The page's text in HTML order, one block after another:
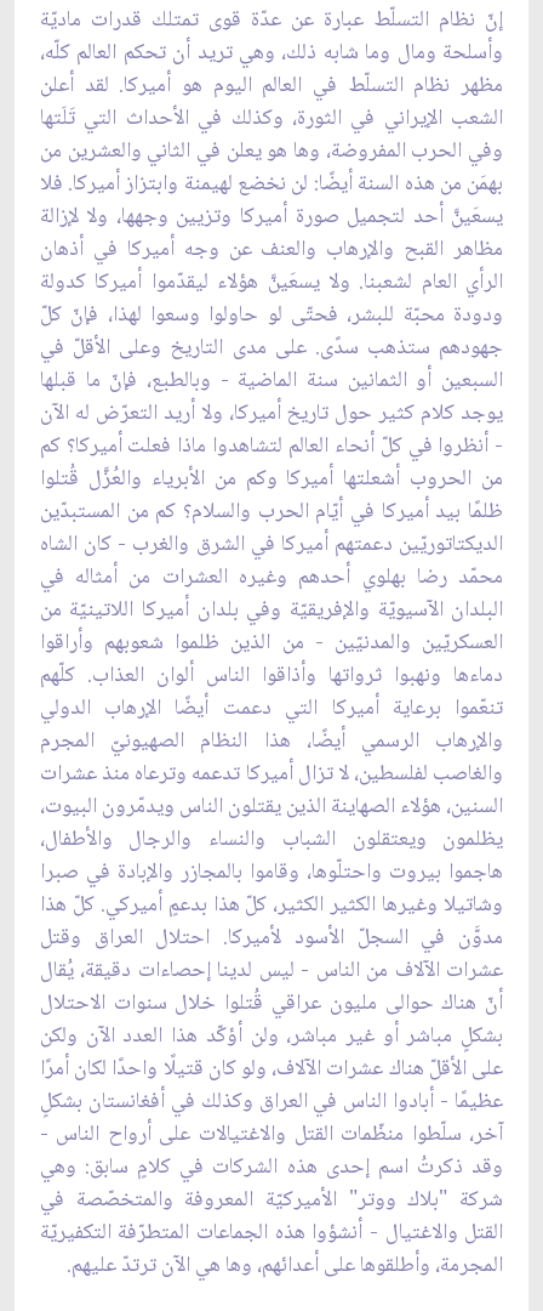
إنّ نظام التسلّط عبارة عن عدّة قوى تمتلك قدرات ماديّة
وأسلحة ومال وما شابه ذلك، وهي تريد أن تحكم العالم كلّه،
مظهر نظام التسلّط في العالم اليوم هو أميركا. لقد أعلن
الشعب الإيراني في الثورة، وكذلك في الأحداث التي تَلَتها
وفي الحرب المفروضة، وها هو يعلن في الثاني والعشرين من
بهمَن من هذه السنة أيضًا: لن نخضع لهيمنة وابتزاز أميركا. فلا
يسعَينَّ أحد لتجميل صورة أميركا وتزيين وجهها، ولا لإزالة
مظاهر القبح والإرهاب والعنف عن وجه أميركا في أذهان
الرأي العام لشعبنا. ولا يسعَينَّ هؤلاء ليقدّموا أميركا كدولة
ودودة محبّة للبشر، فحتّى لو حاولوا وسعوا لهذا، فإنّ كلّ
جهودهم ستذهب سدًى. على مدى التاريخ وعلى الأقلّ في
السبعين أو الثمانين سنة الماضية - وبالطبع، فإنّ ما قبلها
يوجد كلام كثير حول تاريخ أميركا، ولا أريد التعرّض له الآن
- أنظروا في كلّ أنحاء العالم لتشاهدوا ماذا فعلت أميركا؟ كم
من الحروب أشعلتها أميركا وكم من الأبرياء والعُزَّل قُتلوا
ظلمًا بيد أميركا في أيّام الحرب والسلام؟ كم من المستبدّين
الديكتاتوريّين دعمتهم أميركا في الشرق والغرب - كان الشاه
محمّد رضا بهلوي أحدهم وغيره العشرات من أمثاله في
البلدان الآسيويّة والإفريقيّة وفي بلدان أميركا اللاتينيّة من
العسكريّين والمدنيّين - من الذين ظلموا شعوبهم وأراقوا
دماءها ونهبوا ثرواتها وأذاقوا الناس ألوان العذاب. كلّهم
تنعّموا برعاية أميركا التي دعمت أيضًا الإرهاب الدولي
والإرهاب الرسمي أيضًا، هذا النظام الصهيونيّ المجرم
والغاصب لفلسطين، لا تزال أميركا تدعمه وترعاه منذ عشرات
السنين، هؤلاء الصهاينة الذين يقتلون الناس ويدمّرون البيوت،
يظلمون ويعتقلون الشباب والنساء والرجال والأطفال،
هاجموا بيروت واحتلّوها، وقاموا بالمجازر والإبادة في صبرا
وشاتيلا وغيرها الكثير الكثير، كلّ هذا بدعمٍ أميركي. كلّ هذا
مدوَّن في السجلّ الأسود لأميركا. احتلال العراق وقتل
عشرات الآلاف من الناس - ليس لدينا إحصاءات دقيقة، يُقال
أنّ هناك حوالى مليون عراقي قُتلوا خلال سنوات الاحتلال
بشكلٍ مباشر أو غير مباشر، ولن أؤكّد هذا العدد الآن ولكن
على الأقلّ هناك عشرات الآلاف، ولو كان قتيلًا واحدًا لكان أمرًا
عظيمًا - أبادوا الناس في العراق وكذلك في أفغانستان بشكلٍ
آخر، سلّطوا منظّمات القتل والاغتيالات على أرواح الناس -
وقد ذكرتُ اسم إحدى هذه الشركات في كلامٍ سابق: وهي
شركة "بلاك ووتر" الأميركيّة المعروفة والمتخصّصة في
القتل والاغتيال - أنشؤوا هذه الجماعات المتطرّفة التكفيريّة
المجرمة، وأطلقوها على أعدائهم، وها هي الآن ترتدّ عليهم.